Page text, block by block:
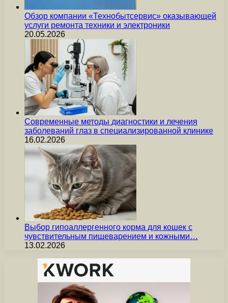
Обзор компании «Технобытсервис» оказывающей
услуги ремонта техники и электроники
20.05.2026
Современные методы диагностики и лечения
заболеваний глаз в специализированной клинике
16.02.2026
Выбор гипоаллергенного корма для кошек с
чувствительным пищеварением и кожными…
13.02.2026